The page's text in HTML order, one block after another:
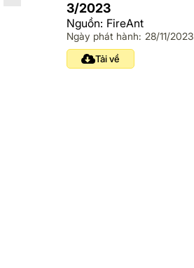
3/2023
Nguồn: FireAnt
Ngày phát hành: 28/11/2023
Tải về